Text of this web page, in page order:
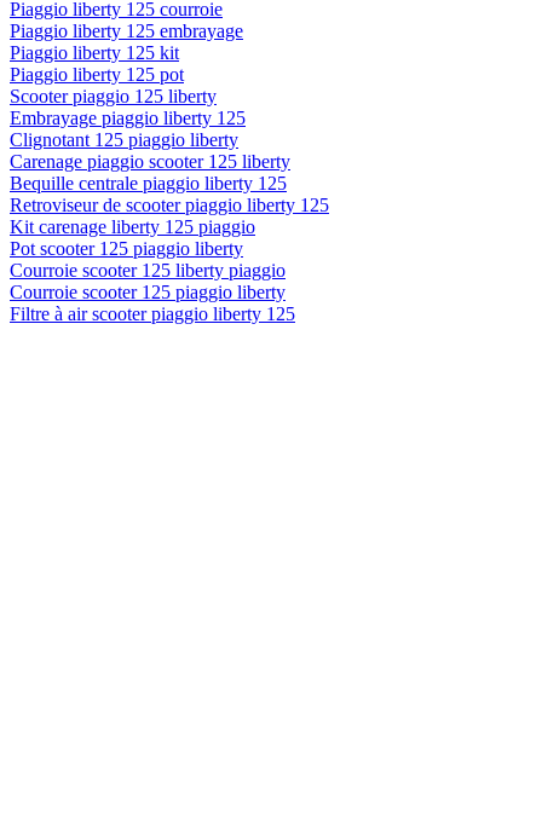
Piaggio liberty 125 courroie
Piaggio liberty 125 embrayage
Piaggio liberty 125 kit
Piaggio liberty 125 pot
Scooter piaggio 125 liberty
Embrayage piaggio liberty 125
Clignotant 125 piaggio liberty
Carenage piaggio scooter 125 liberty
Bequille centrale piaggio liberty 125
Retroviseur de scooter piaggio liberty 125
Kit carenage liberty 125 piaggio
Pot scooter 125 piaggio liberty
Courroie scooter 125 liberty piaggio
Courroie scooter 125 piaggio liberty
Filtre à air scooter piaggio liberty 125